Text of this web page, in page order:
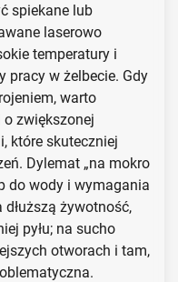
spiekane lub
laserowo
temperatury i
pracy w żelbecie. Gdy
warto
zwiększonej
które skuteczniej
Dylemat „na mokro
do wody i wymagania
dłuższą żywotność,
pyłu; na sucho
otworach i tam,